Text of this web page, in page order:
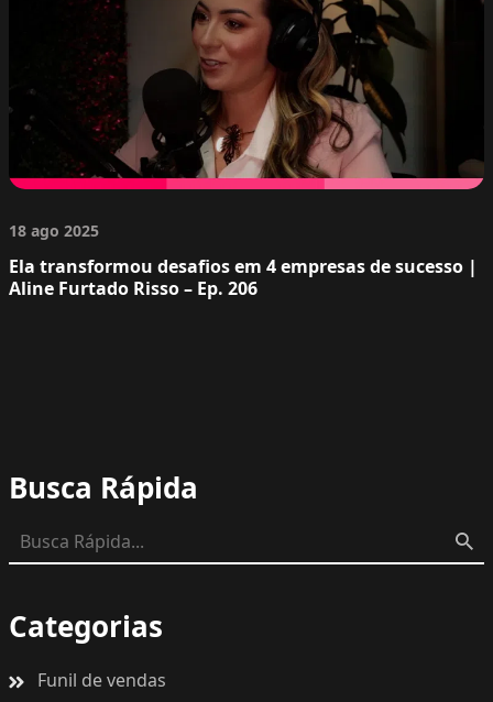
18 ago 2025
Ela transformou desafios em 4 empresas de sucesso |
Aline Furtado Risso – Ep. 206
Busca Rápida
Categorias
Funil de vendas